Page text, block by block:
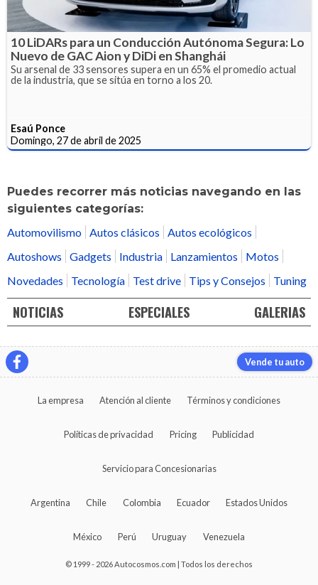
10 LiDARs para un Conducción Autónoma Segura: Lo
Nuevo de GAC Aion y DiDi en Shanghái
Su arsenal de 33 sensores supera en un 65% el promedio actual
de la industria, que se sitúa en torno a los 20.
Esaú Ponce
Domingo, 27 de abril de 2025
Puedes recorrer más noticias navegando en las
siguientes categorías:
Automovilismo Autos clásicos
Autos ecológicos
Autoshows
Gadgets Industria Lanzamientos
Motos
Novedades
Tecnología Test drive Tips y Consejos Tuning
NOTICIAS ESPECIALES GALERIAS
Vende tu auto
La empresa Atención al cliente Términos y condiciones
Políticas de privacidad Pricing Publicidad
Servicio para Concesionarias
Argentina Chile Colombia Ecuador Estados Unidos
México Perú Uruguay Venezuela
© 1999 - 2026 Autocosmos.com | Todos los derechos